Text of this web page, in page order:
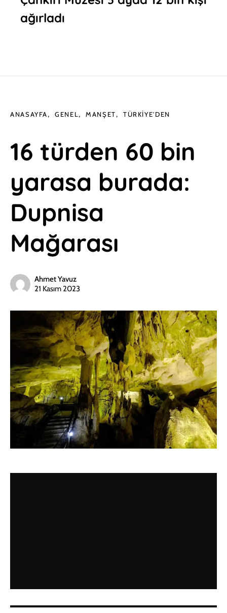
ağırladı
ANASAYFA GENEL MANŞET TÜRKIYE'DEN
16 türden 60 bin
yarasa burada:
Dupnisa
Mağarası
Ahmet Yavuz
21 Kasım 2023